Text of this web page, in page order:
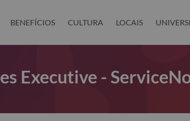
BENEFÍCIOS CULTURA LOCAIS
Executive -